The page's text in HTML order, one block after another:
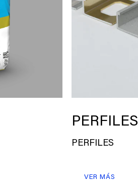
PERFILES
PERFILES
VER MÁS